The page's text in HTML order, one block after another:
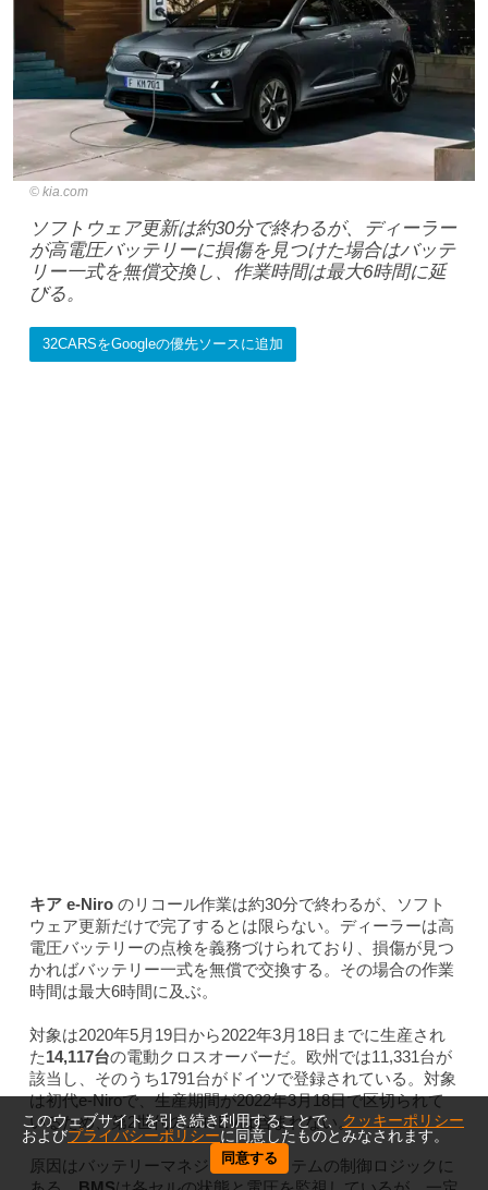
kia.com
ソフトウェア更新は約30分で終わるが、ディーラー
が高電圧バッテリーに損傷を見つけた場合はバッテ
リー一式を無償交換し、作業時間は最大6時間に延
びる。
32CARSをGoogleの優先ソースに追加
キア e-Niro のリコール作業は約30分で終わるが、ソフト
ウェア更新だけで完了するとは限らない。ディーラーは高
電圧バッテリーの点検を義務づけられており、損傷が見つ
かればバッテリー一式を無償で交換する。その場合の作業
時間は最大6時間に及ぶ。
対象は2020年5月19日から2022年3月18日までに生産され
た14,117台の電動クロスオーバーだ。欧州では11,331台が
該当し、そのうち1791台がドイツで登録されている。対象
は初代e-Niroで、生産期間が2022年3月18日で区切られて
いるため、第2世代のニロEVは含まれない。
原因はバッテリーマネジメントシステムの制御ロジックに
このウェブサイトを引き続き利用することで、 クッキーポリシー
およびプライバシーポリシーに同意したものとみなされます。
同意する